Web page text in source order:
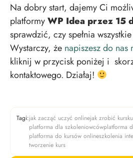
Na dobry start, dajemy Ci
platformyWP Idea przez 15
sprawdzić, czy spełnia
Wystarczy, że napiszesz do nas
kliknij w przycisk poniżej i
kontaktowego. Działaj!
Tagi:jak zacząć uczyć onlinejak zrobić kurs
platforma dla szkoleniowcówplatforma
platforma do kursów onlineszkolenia
tworzenie kurs